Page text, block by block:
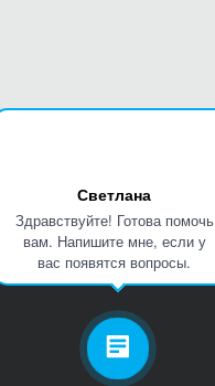
Светлана
Здравствуйте! Готова помочь
вам. Напишите мне, если у
вас появятся вопросы.